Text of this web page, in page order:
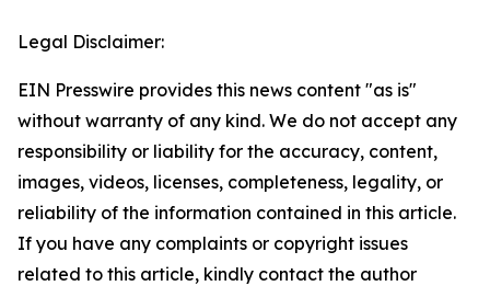
Legal Disclaimer:
EIN Presswire provides this news content "as is"
without warranty of any kind. We do not accept any
responsibility or liability for the accuracy, content,
images, videos, licenses, completeness, legality, or
reliability of the information contained in this article.
If you have any complaints or copyright issues
related to this article, kindly contact the author